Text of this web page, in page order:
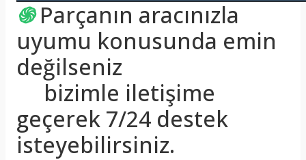
֍ Parçanın aracınızla
uyumu konusunda emin
değilseniz
bizimle iletişime
geçerek 7/24 destek
isteyebilirsiniz.